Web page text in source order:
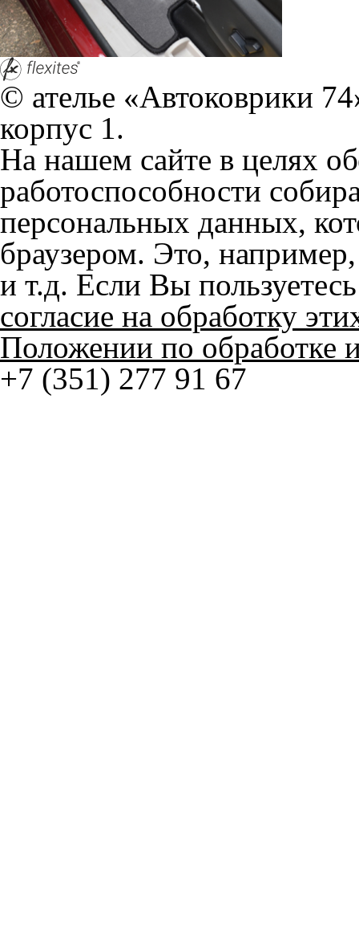
© ателье «Автоковрики
корпус 1.
На нашем сайте в целях
работоспособности
персональных данных,
браузером. Это,
и т.д. Если Вы
согласие на обработку
Положении по обработке
+7 (351) 277 91 67